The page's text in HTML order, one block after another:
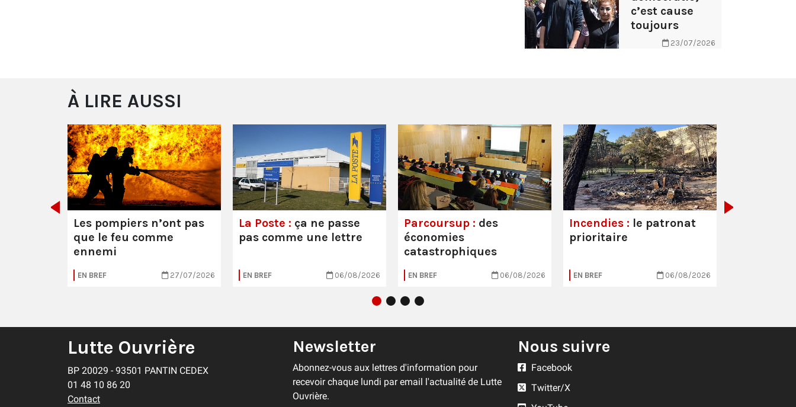
c’est cause
toujours
23/07/2026
À LIRE AUSSI
Les pompiers n’ont pas
que le feu comme
ennemi
EN BREF 27/07/2026
La Poste : ça ne passe
pas comme une lettre
EN BREF 06/08/2026
Parcoursup : des
économies
catastrophiques
EN BREF 06/08/2026
Incendies : le patronat
prioritaire
EN BREF 06/08/2026
Lutte Ouvrière
BP 20029 - 93501 PANTIN CEDEX
01 48 10 86 20
Contact
Newsletter
Abonnez-vous aux lettres d'information pour
recevoir chaque lundi par email l'actualité de Lutte
Ouvrière.
Nous suivre
Facebook
Twitter/X